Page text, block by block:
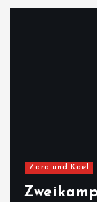
Zara und Kael